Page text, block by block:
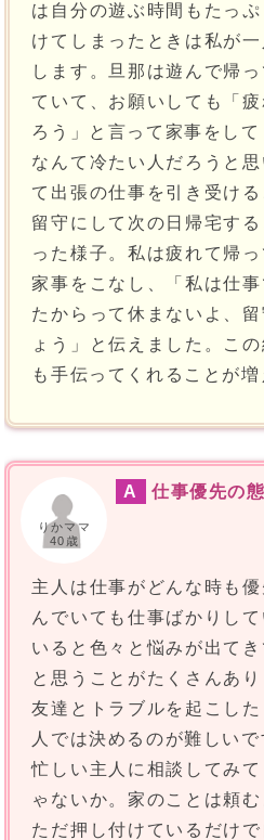
は自分の遊ぶ時間もたっ
けてしまったときは私が
します。旦那は遊んで帰
ていて、お願いしても「
ろう」と言って家事をして
なんて冷たい人だろうと
て出張の仕事を引き受け
留守にして次の日帰宅す
った様子。私は疲れて帰
家事をこなし、「私は仕
たからって休まないよ、
ょう」と伝えました。こ
も手伝ってくれることが増
りかママ
40歳
A 仕事優先の
主人は仕事がどんな時も
んでいても仕事ばかりし
いると色々と悩みが出て
と思うことがたくさんあ
友達とトラブルを起こし
人では決めるのが難しいで
忙しい主人に相談してみ
ゃないか。家のことは頼
ただ押し付けているだけ